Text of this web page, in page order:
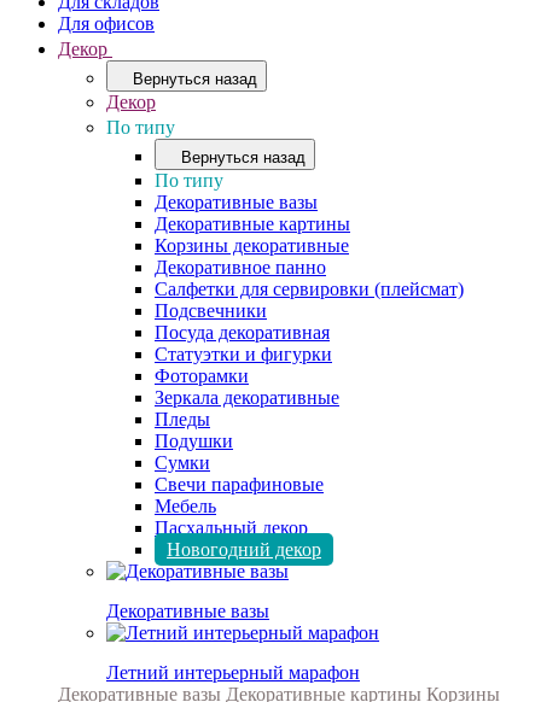
Для офисов
Декор
Вернуться назад
Декор
По типу
Вернуться назад
По типу
Декоративные вазы
Декоративные картины
Корзины декоративные
Декоративное панно
Салфетки для сервировки (плейсмат)
Подсвечники
Посуда декоративная
Статуэтки и фигурки
Фоторамки
Зеркала декоративные
Пледы
Подушки
Сумки
Свечи парафиновые
Мебель
Пасхальный декор
Новогодний декор
Декоративные вазы
Летний интерьерный марафон
Декоративные вазы Декоративные картины Корзины